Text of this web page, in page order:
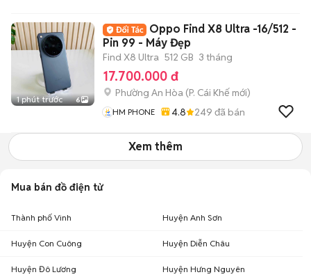
1 phút trước 6
Oppo Find X8 Ultra -16/512 -
Pin 99 - Máy Đẹp
Find X8 Ultra 512 GB 3 tháng
17.700.000 đ
Phường An Hòa (P. Cái Khế mới)
HM PHONE 4.8 249 đã bán
Xem thêm
Mua bán đồ điện tử
Thành phố Vinh Huyện Anh Sơn
Huyện Con Cuông Huyện Diễn Châu
Huyện Đô Lương Huyện Hưng Nguyên